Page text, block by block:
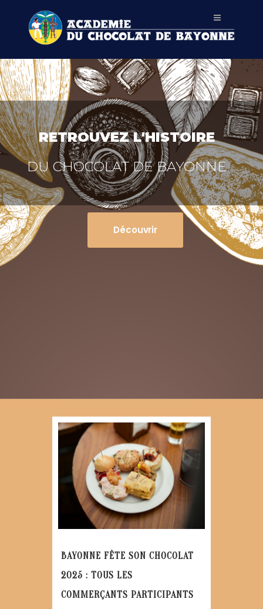
RETROUVEZ L'HISTOIRE
DU CHOCOLAT DE BAYONNE
Découvrir
BAYONNE FÊTE SON CHOCOLAT
2025 : TOUS LES
COMMERÇANTS PARTICIPANTS